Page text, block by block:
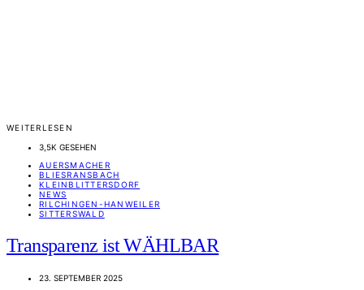
WEITERLESEN
3,5K GESEHEN
AUERSMACHER
BLIESRANSBACH
KLEINBLITTERSDORF
NEWS
RILCHINGEN-HANWEILER
SITTERSWALD
Transparenz ist WÄHLBAR
23. SEPTEMBER 2025